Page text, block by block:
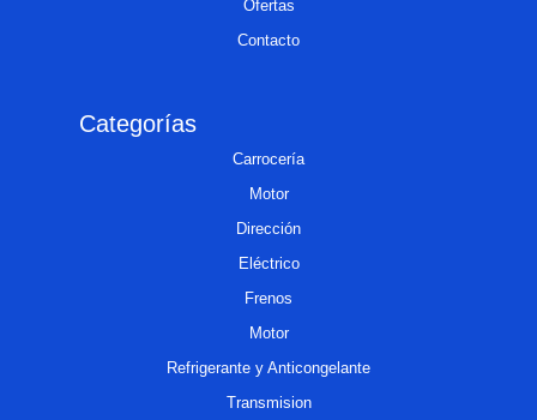
Ofertas
Contacto
Categorías
Carrocería
Motor
Dirección
Eléctrico
Frenos
Motor
Refrigerante y Anticongelante
Transmision